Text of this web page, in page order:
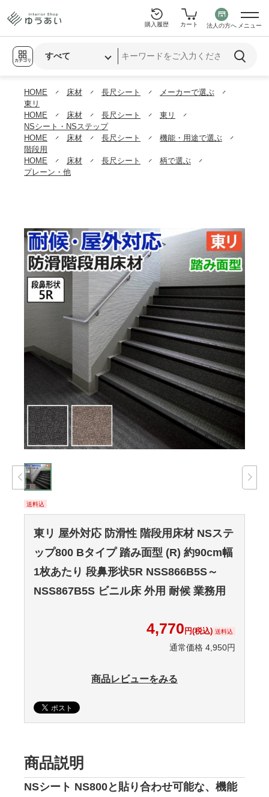
カテゴリ
購入履歴 カート 法人の方へ メニュー
HOME 床材 長尺シート
メーカーで選ぶ
東リ
HOME
床材 長尺シート
東リ
NSシート・NSステップ
HOME
床材 長尺シート
機能・用途で選ぶ
階段用
HOME
床材 長尺シート
柄で選ぶ
プレーン・他
送料込
東リ 屋外対応 防滑性 階段用床材 NSステ
ップ800 Bタイプ 踏み面型 (R) 約90cm幅
1枚あたり 段鼻形状5R NSS866B5S～
NSS867B5S ビニル床 外用 耐候 業務用
4,770 円(税込) 送料込
通常価格 4,950円
商品レビューをみる
商品説明
NSシート NS800と貼り合わせ可能な、機能